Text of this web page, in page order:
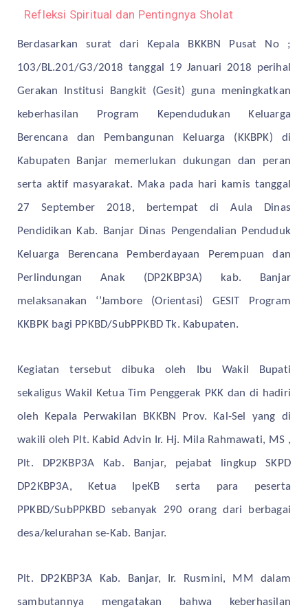
Refleksi Spiritual dan Pentingnya Sholat
Berdasarkan surat dari Kepala BKKBN Pusat No ;
103/BL.201/G3/2018 tanggal 19 Januari 2018 perihal
Gerakan Institusi Bangkit (Gesit) guna meningkatkan
keberhasilan Program Kependudukan Keluarga
Berencana dan Pembangunan Keluarga (KKBPK) di
Kabupaten Banjar memerlukan dukungan dan peran
serta aktif masyarakat. Maka pada hari kamis tanggal
27 September 2018, bertempat di Aula Dinas
Pendidikan Kab. Banjar Dinas Pengendalian Penduduk
Keluarga Berencana Pemberdayaan Perempuan dan
Perlindungan Anak (DP2KBP3A) kab. Banjar
melaksanakan ‘’Jambore (Orientasi) GESIT Program
KKBPK bagi PPKBD/SubPPKBD Tk. Kabupaten.
Kegiatan tersebut dibuka oleh Ibu Wakil Bupati
sekaligus Wakil Ketua Tim Penggerak PKK dan di hadiri
oleh Kepala Perwakilan BKKBN Prov. Kal-Sel yang di
wakili oleh Plt. Kabid Advin Ir. Hj. Mila Rahmawati, MS ,
Plt. DP2KBP3A Kab. Banjar, pejabat lingkup SKPD
DP2KBP3A, Ketua IpeKB serta para peserta
PPKBD/SubPPKBD sebanyak 290 orang dari berbagai
desa/kelurahan se-Kab. Banjar.
Plt. DP2KBP3A Kab. Banjar, Ir. Rusmini, MM dalam
sambutannya mengatakan bahwa keberhasilan